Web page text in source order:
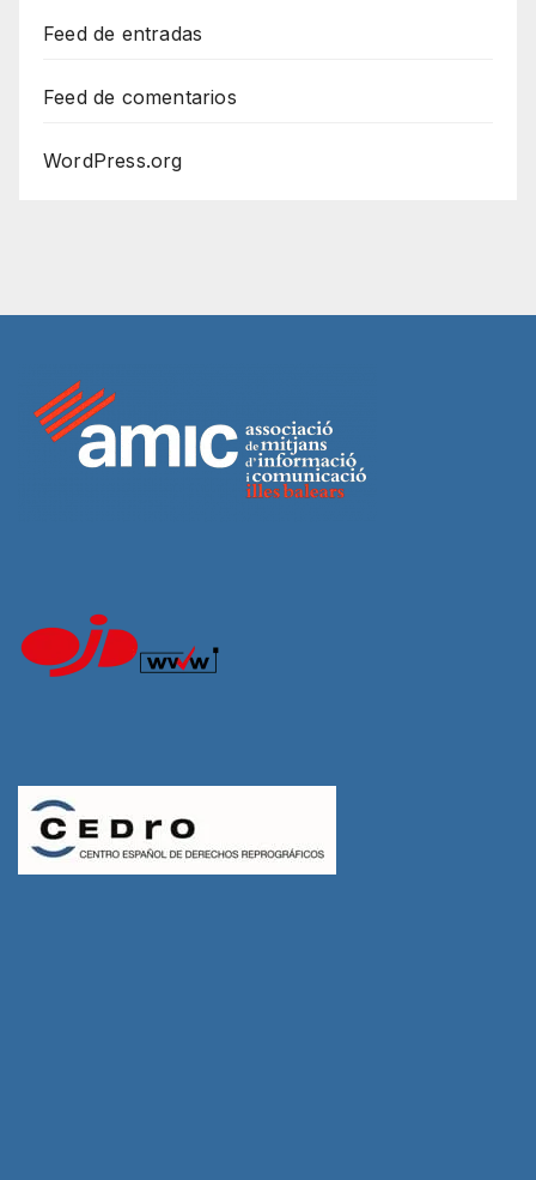
Feed de entradas
Feed de comentarios
WordPress.org